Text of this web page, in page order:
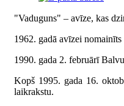
"Vaduguns" – avīze, kas
1962. gadā avīzei
1990. gada 2. februārī
Kopš 1995. gada 16.
laikrakstu.